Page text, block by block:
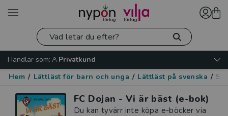
Handlar som:
Privatkund
Hem / Lättläst för barn och unga / Lättläst på svenska /
FC Dojan - Vi är bäst (e-bok)
Du kan tyvärr inte köpa e-böcker via